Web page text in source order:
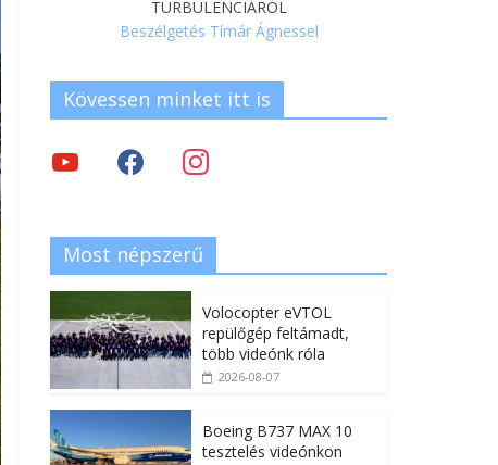
TURBULENCIÁRÓL
Beszélgetés Tímár Ágnessel
Kövessen minket itt is
Most népszerű
Volocopter eVTOL
repülőgép feltámadt,
több videónk róla
2026-08-07
Boeing B737 MAX 10
tesztelés videónkon